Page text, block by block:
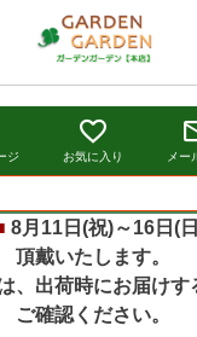
ジ お気に入り メー
8月11日(祝)～16日(
頂戴いたします。
荷時にお届けす
ご確認ください。